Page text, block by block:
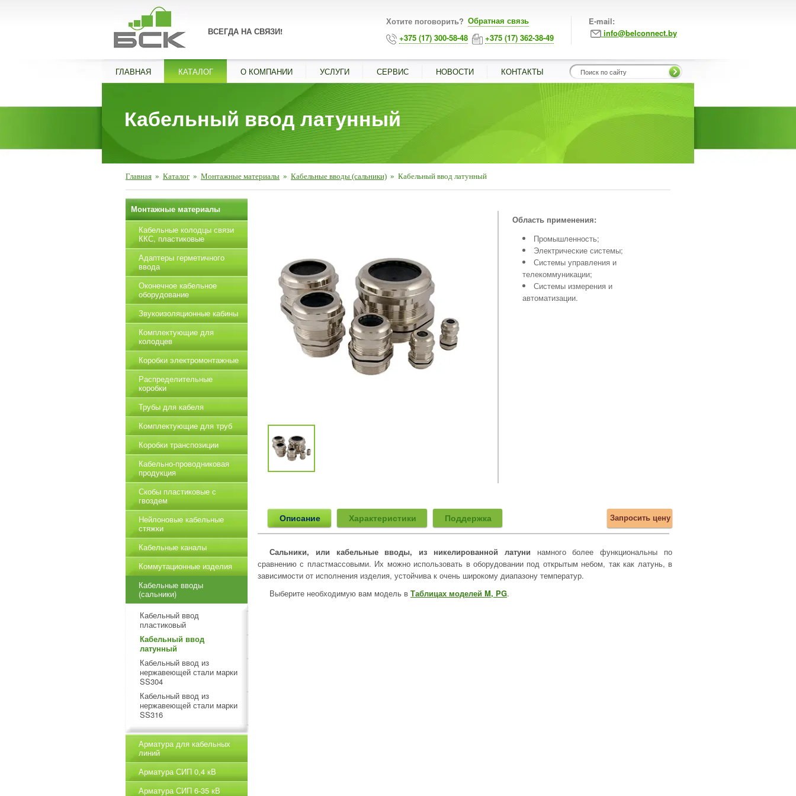
ВСЕГДА НА СВЯЗИ!
Хотите поговорить? Обратная связь
+375 (17) 300-58-48
+375 (17) 362-38-49
E-mail:
info@belconnect.by
ГЛАВНАЯ КАТАЛОГ О КОМПАНИИ УСЛУГИ СЕРВИС НОВОСТИ КОНТАКТЫ
Кабельный ввод латунный
Главная » Каталог » Монтажные материалы » Кабельные вводы (сальники) » Кабельный ввод латунный
■
Область применения:
Промышленность;
Электрические системы;
Системы управления и
телекоммуникации;
Системы измерения и
автоматизации.
Описание Характеристики Поддержка Запросить цену
Сальники, или кабельные вводы, из никелированной латуни намного более функциональны по
сравнению с пластмассовыми. Их можно использовать в оборудовании под открытым небом, так как латунь, в
зависимости от исполнения изделия, устойчива к очень широкому диапазону температур.
Выберите необходимую вам модель в Таблицах моделей M, PG.
Монтажные материалы
Кабельные колодцы связи
ККС, пластиковые
Адаптеры герметичного
ввода
Оконечное кабельное
оборудование
Звукоизоляционные кабины
Комплектующие для
колодцев
Коробки электромонтажные
Распределительные
коробки
Трубы для кабеля
Комплектующие для труб
Коробки транспозиции
Кабельно-проводниковая
продукция
Скобы пластиковые с
гвоздем
Нейлоновые кабельные
стяжки
Кабельные каналы
Коммутационные изделия
Кабельные вводы
(сальники)
Кабельный ввод
пластиковый
Кабельный ввод
латунный
Кабельный ввод из
нержавеющей стали марки
SS304
Кабельный ввод из
нержавеющей стали марки
SS316
Арматура для кабельных
линий
Арматура СИП 0,4 кВ
Арматура СИП 6-35 кВ